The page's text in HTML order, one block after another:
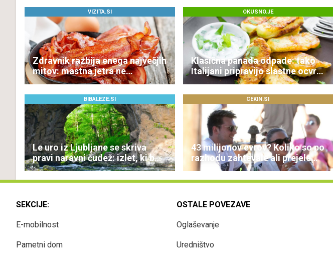
VIZITA.SI
Zdravnik razbija enega največjih
mitov: mastna jetra ne
nastanejo zaradi slanine,
temveč zaradi živila, ki ga
imamo vsi radi
OKUSNO.JE
Klasična panada odpade: tako
Italijani pripravijo slastne ocvrte
bučke
BIBALEZE.SI
Le uro iz Ljubljane se skriva
pravi naravni čudež: izlet, ki bo
navdušil otroke
CEKIN.SI
43 milijonov evrov? Koliko so po
razhodu zahtevale ali prejele
partnerice športnih zvezdnikov
SEKCIJE:
E-mobilnost
Pametni dom
OSTALE POVEZAVE
Oglaševanje
Uredništvo